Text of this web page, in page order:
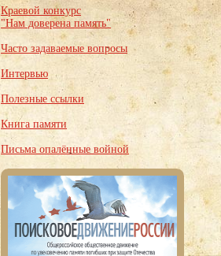
Краевой конкурс
"Нам доверена память"
Часто задаваемые вопросы
Интервью
Полезные ссылки
Книга памяти
Письма опалённые войной